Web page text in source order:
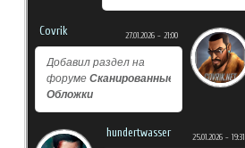
Covrik 27.01.2026 - 21:00
Добавил раздел на
форуме Сканированные
Обложки
hundertwasser 25.01.2026 - 19:31